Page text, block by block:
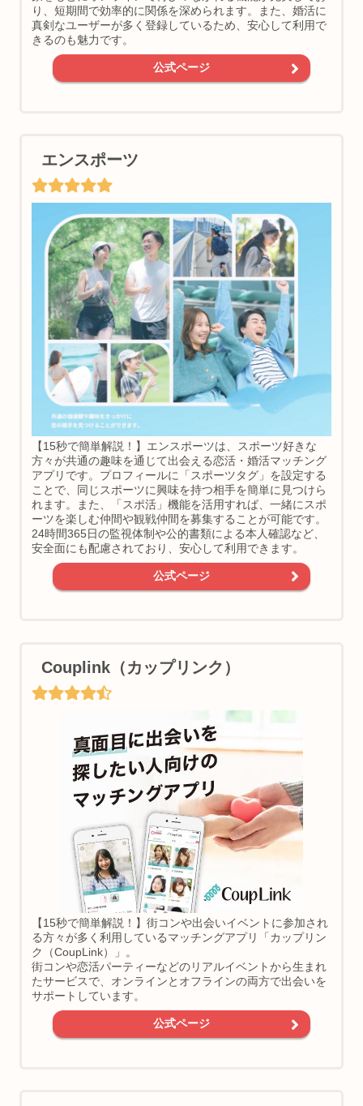
り、短期間で効率的に関係を深められます。また、婚活に
真剣なユーザーが多く登録しているため、安心して利用で
きるのも魅力です。
公式ページ
エンスポーツ
【15秒で簡単解説！】エンスポーツは、スポーツ好きな
方々が共通の趣味を通じて出会える恋活・婚活マッチング
アプリです。プロフィールに「スポーツタグ」を設定する
ことで、同じスポーツに興味を持つ相手を簡単に見つけら
れます。また、「スポ活」機能を活用すれば、一緒にスポ
ーツを楽しむ仲間や観戦仲間を募集することが可能です。
24時間365日の監視体制や公的書類による本人確認など、
安全面にも配慮されており、安心して利用できます。
公式ページ
Couplink（カップリンク）
【15秒で簡単解説！】街コンや出会いイベントに参加され
る方々が多く利用しているマッチングアプリ「カップリン
ク（CoupLink）」。
街コンや恋活パーティーなどのリアルイベントから生まれ
たサービスで、オンラインとオフラインの両方で出会いを
サポートしています。
公式ページ